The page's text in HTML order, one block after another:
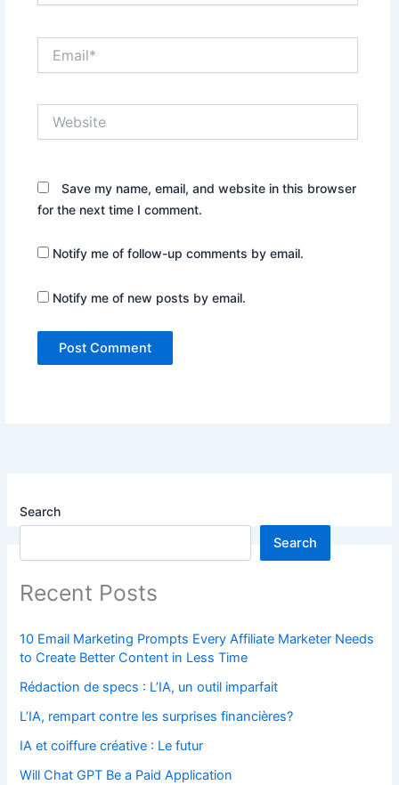
Save my name, email, and website in this browser
for the next time I comment.
Notify me of follow-up comments by email.
Notify me of new posts by email.
Search
Search
Recent Posts
10 Email Marketing Prompts Every Affiliate Marketer Needs
to Create Better Content in Less Time
Rédaction de specs : L’IA, un outil imparfait
L’IA, rempart contre les surprises financières?
IA et coiffure créative : Le futur
Will Chat GPT Be a Paid Application